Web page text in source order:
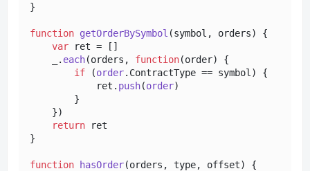
}
function getOrderBySymbol (symbol, orders) {
var ret = []
    _.
each(orders, function(order) {
if (order. ContractType == symbol) {
            ret.
push(order)
        }
    })
return ret
}
function hasOrder(orders, type, offset) {